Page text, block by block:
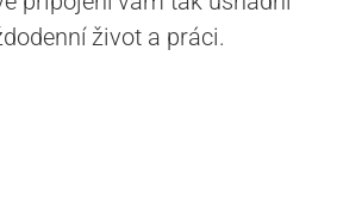
život a práci.